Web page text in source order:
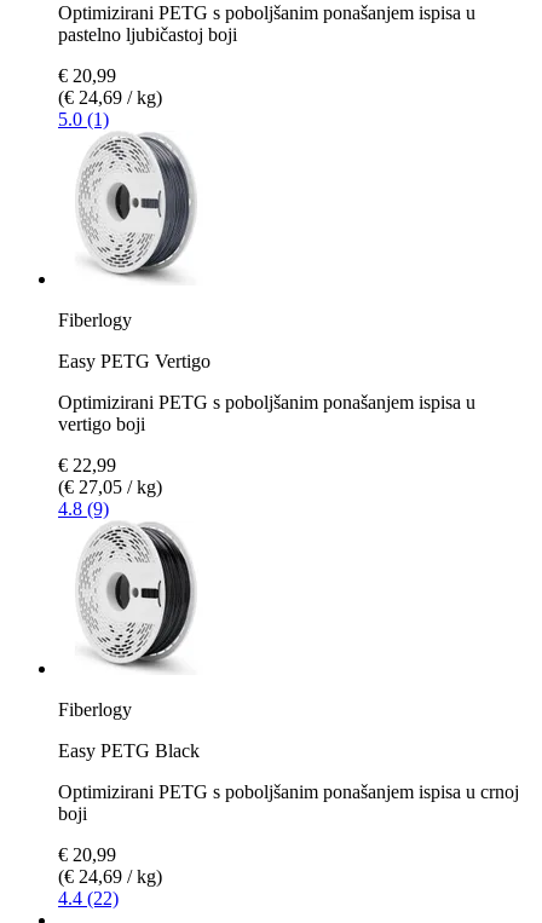
Optimizirani PETG s poboljšanim ponašanjem ispisa u
pastelno ljubičastoj boji
€ 20,99
(€ 24,69 / kg)
5.0 (1)
Fiberlogy
Easy PETG Vertigo
Optimizirani PETG s poboljšanim ponašanjem ispisa u
vertigo boji
€ 22,99
(€ 27,05 / kg)
4.8 (9)
Fiberlogy
Easy PETG Black
Optimizirani PETG s poboljšanim ponašanjem ispisa u crnoj
boji
€ 20,99
(€ 24,69 / kg)
4.4 (22)